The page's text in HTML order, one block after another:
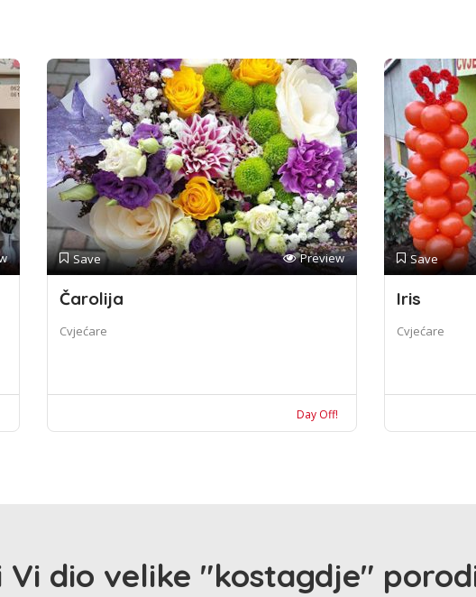
Save Preview
Čarolija
Cvjećare
Day Off!
Save
Iris
Cvjećare
Vi dio velike "kostagdje"